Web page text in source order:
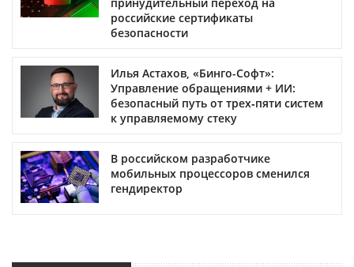
российские сертификаты
безопасности
Илья Астахов, «Бинго-Софт»:
Управление обращениями + ИИ:
безопасный путь от трех‑пяти систем
к управляемому стеку
В российском разработчике
мобильных процессоров сменился
гендиректор